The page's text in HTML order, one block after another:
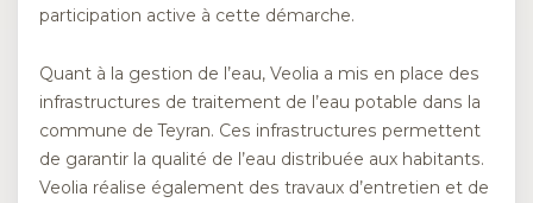
participation active à cette démarche.
Quant à la gestion de l’eau, Veolia a mis en place des
infrastructures de traitement de l’eau potable dans la
commune de Teyran. Ces infrastructures permettent
de garantir la qualité de l’eau distribuée aux habitants.
Veolia réalise également des travaux d’entretien et de